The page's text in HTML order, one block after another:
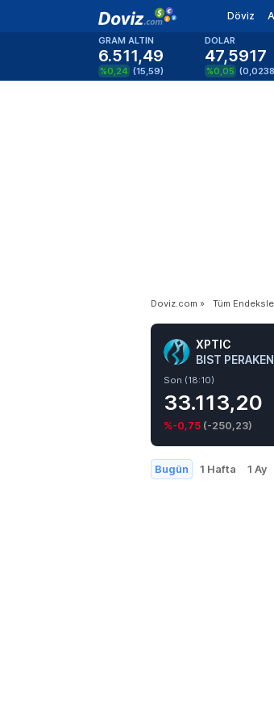
Döviz
GRAM ALTIN
6.511,49
%0,24 (15,59)
DOLAR
47,5917
%0,05 (0,0238
Doviz.com » Tüm
XPTIC
BIST
Son (18:10)
33.113,20
%-0,75 (-250,23)
Bugün 1 Hafta 1 Ay